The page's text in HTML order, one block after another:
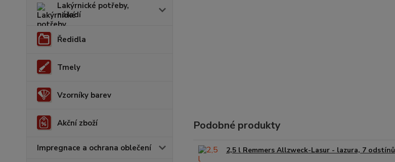
Lakýrnické potřeby,
nářadí
Ředidla
Tmely
Vzorníky barev
Akční zboží
Impregnace a ochrana oblečení
Podobné produkty
2,5 l Remmers Allzweck-Lasur - lazura, 7 odstínů